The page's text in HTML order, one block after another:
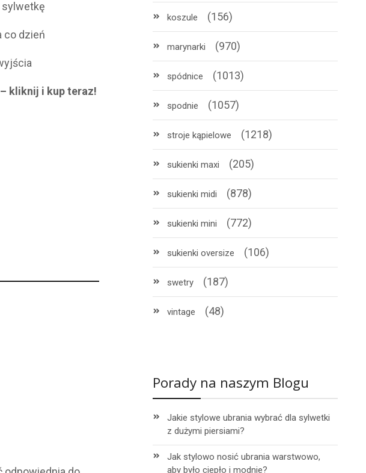
co dzień
kliknij i kup teraz!
koszule (156)
marynarki (970)
spódnice (1013)
spodnie (1057)
stroje kąpielowe (1218)
sukienki maxi (205)
sukienki midi (878)
sukienki mini (772)
sukienki oversize (106)
swetry (187)
vintage (48)
Porady na naszym Blogu
Jakie stylowe ubrania wybrać dla sylwetki
z dużymi piersiami?
Jak stylowo nosić ubrania warstwowo,
aby było ciepło i modnie?